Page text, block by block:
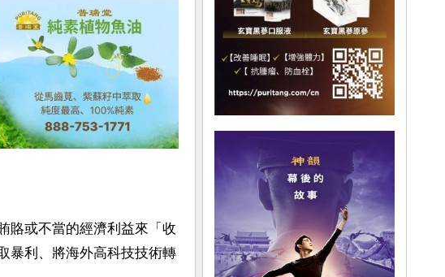
賂或不當的經濟利益來「收
暴利、將海外高科技技術轉